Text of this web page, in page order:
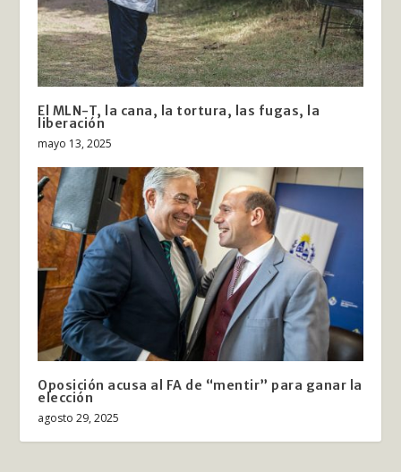
El MLN-T, la cana, la tortura, las fugas, la
liberación
mayo 13, 2025
Oposición acusa al FA de “mentir” para ganar la
elección
agosto 29, 2025